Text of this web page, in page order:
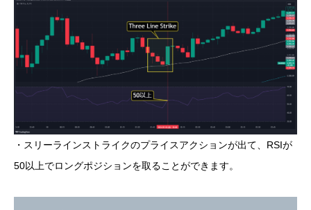
・スリーラインストライクのプライスアクションが出て、RSIが
50以上でロングポジションを取ることができます。